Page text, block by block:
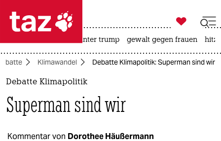
 taz zahl ich
taz zahl ich
politik
öko

taz zahl ich
usa unter trump gewalt gegen frauen hitze
Klimawandel Debatte Klimapolitik: Superman sind wir
Debatte Klimapolitik
Superman sind wir
Kommentar von Dorothee Häußermann